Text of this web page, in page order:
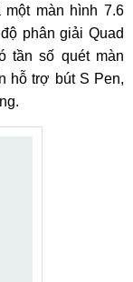
một màn hình 7.6
phân giải Quad
tần số quét màn
hỗ trợ bút S Pen,